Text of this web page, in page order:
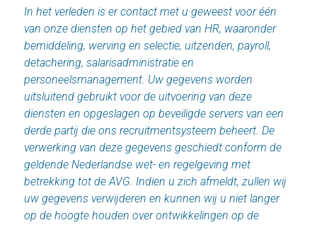
In het verleden is er contact met u geweest voor één
van onze diensten op het gebied van HR, waaronder
bemiddeling, werving en selectie, uitzenden, payroll,
detachering, salarisadministratie en
personeelsmanagement. Uw gegevens worden
uitsluitend gebruikt voor de uitvoering van deze
diensten en opgeslagen op beveiligde servers van een
derde partij die ons recruitmentsysteem beheert. De
verwerking van deze gegevens geschiedt conform de
geldende Nederlandse wet- en regelgeving met
betrekking tot de AVG. Indien u zich afmeldt, zullen wij
uw gegevens verwijderen en kunnen wij u niet langer
op de hoogte houden over ontwikkelingen op de